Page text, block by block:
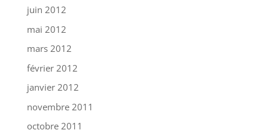
juin 2012
mai 2012
mars 2012
février 2012
janvier 2012
novembre 2011
octobre 2011